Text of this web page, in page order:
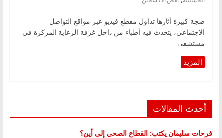
ضجة كبيرة أثارها تداول مقطع فيديو عبر مواقع التواصل
الاجتماعي، يتحدث فيه أطباء من داخل غرفة الرعاية المركزة في
مستشفى
أحدث المقالات
فرحات سليمان يكتب: القطاع الصحي إلى أين؟